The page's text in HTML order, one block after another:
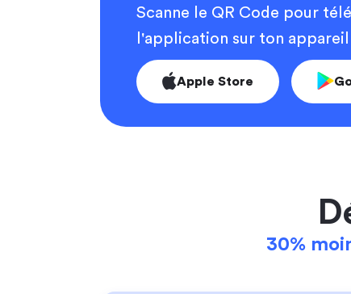
Scanne le QR Code pour
l'application sur ton
Apple Store
30%